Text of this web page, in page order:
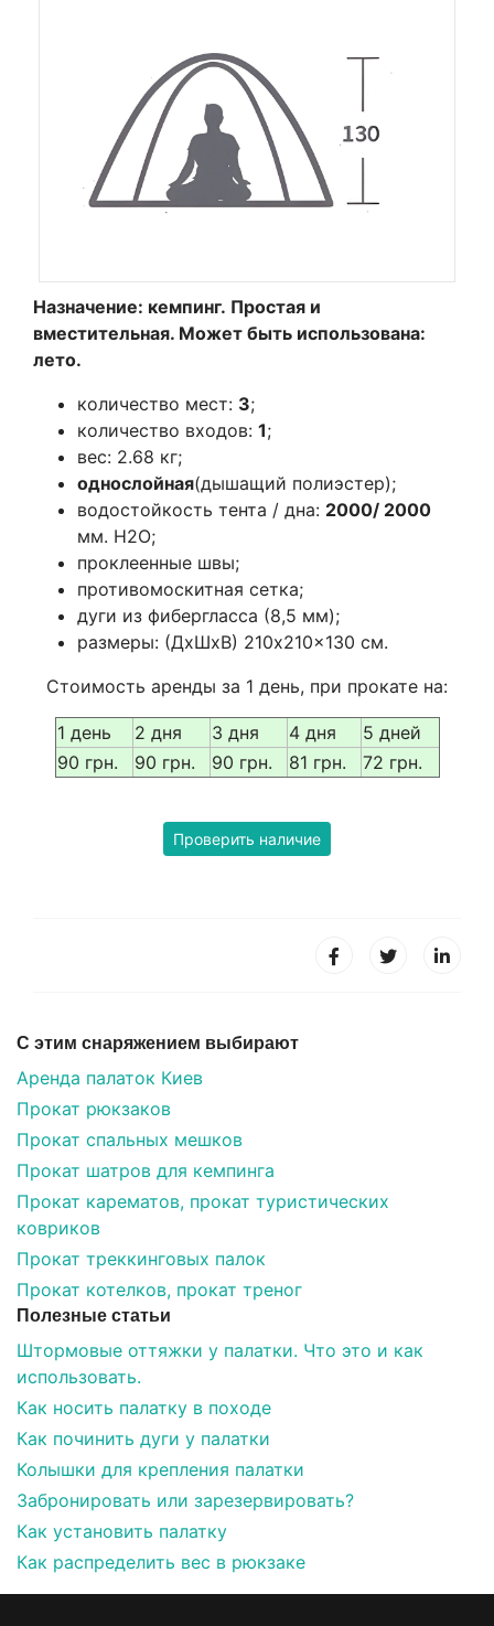
Назначение: кемпинг. Простая и
вместительная. Может быть использована:
лето.
количество мест: 3;
количество входов: 1;
вес: 2.68 кг;
однослойная(дышащий полиэстер);
водостойкость тента / дна: 2000/ 2000
мм. Н2О;
проклеенные швы;
противомоскитная сетка;
дуги из фибергласса (8,5 мм);
размеры: (ДхШхВ) 210x210x130 см.
Стоимость аренды за 1 день, при прокате на:
1 день 2 дня 3 дня 4 дня
5 дней
90 грн.
90 грн. 90 грн. 81 грн. 72 грн.
Проверить наличие
С этим снаряжением выбирают
Аренда палаток Киев
Прокат рюкзаков
Прокат спальных мешков
Прокат шатров для кемпинга
Прокат карематов, прокат туристических
ковриков
Прокат треккинговых палок
Прокат котелков, прокат треног
Полезные статьи
Штормовые оттяжки у палатки. Что это и как
использовать.
Как носить палатку в походе
Как починить дуги у палатки
Колышки для крепления палатки
Забронировать или зарезервировать?
Как установить палатку
Как распределить вес в рюкзаке